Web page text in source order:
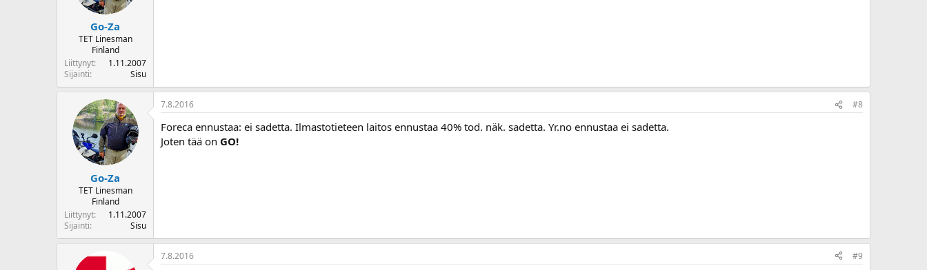
Go-Za
TET Linesman
Finland
Liittynyt
1.11.2007
Sijainti
Sisu
Go-Za
TET Linesman
Finland
Liittynyt
1.11.2007
Sijainti
Sisu
7.8.2016 #8
Foreca ennustaa: ei sadetta. Ilmastotieteen laitos ennustaa 40% tod. näk. sadetta. Yr.no ennustaa ei sadetta.
Joten tää on GO!
7.8.2016 #9